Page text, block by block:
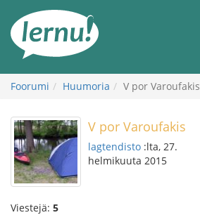
sisältöön
Foorumi Huumoria V por Varoufakis
V por Varoufakis
lagtendisto :lta, 27.
helmikuuta 2015
Viestejä: 5